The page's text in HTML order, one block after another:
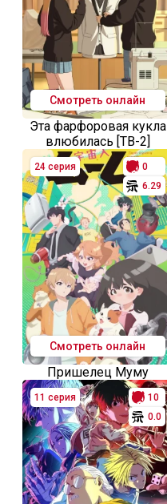
Смотреть онлайн
Эта фарфоровая кукла
влюбилась [ТВ-2]
24 серия
0
6.29
Смотреть онлайн
Пришелец Муму
11 серия
10
0.0